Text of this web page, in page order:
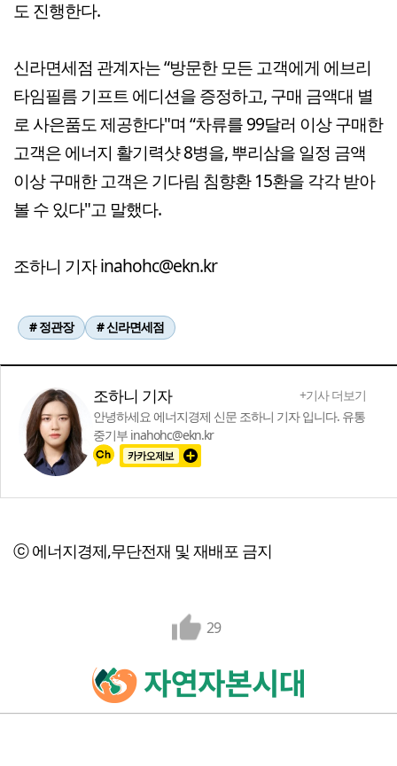
도 진행한다.
신라면세점 관계자는 “방문한 모든 고객에게 에브리
타임필름 기프트 에디션을 증정하고, 구매 금액대 별
로 사은품도 제공한다"며 “차류를 99달러 이상 구매한
고객은 에너지 활기력샷 8병을, 뿌리삼을 일정 금액
이상 구매한 고객은 기다림 침향환 15환을 각각 받아
볼 수 있다"고 말했다.
조하니 기자 inahohc@ekn.kr
# 정관장 # 신라면세점
조하니 기자
+기사 더보기
안녕하세요 에너지경제 신문 조하니 기자 입니다. 유통
중기부 inahohc@ekn.kr
ⓒ 에너지경제,무단전재 및 재배포 금지
29